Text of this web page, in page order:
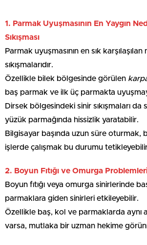
1. Parmak Uyuşmasının En Yaygın
Sıkışması
Parmak uyuşmasının en sık
sıkışmalarıdır.
Özellikle bilek bölgesinde görülen
baş parmak ve ilk üç parmakta
Dirsek bölgesindeki sinir sıkışmaları
yüzük parmağında hissizlik yaratabilir.
Bilgisayar başında uzun süre oturmak,
işlerde çalışmak bu durumu
2. Boyun Fıtığı ve Omurga
Boyun fıtığı veya omurga sinirlerinde
parmaklara giden sinirleri etkileyebilir.
Özellikle baş, kol ve parmaklarda aynı
varsa, mutlaka bir uzman hekime